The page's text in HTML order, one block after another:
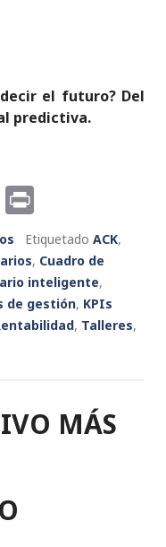
el futuro? Del
predictiva.
S
ri
n
t
Etiquetado ACK,
, Cuadro de
inteligente,
de gestión, KPIs
, Talleres,
MÁS